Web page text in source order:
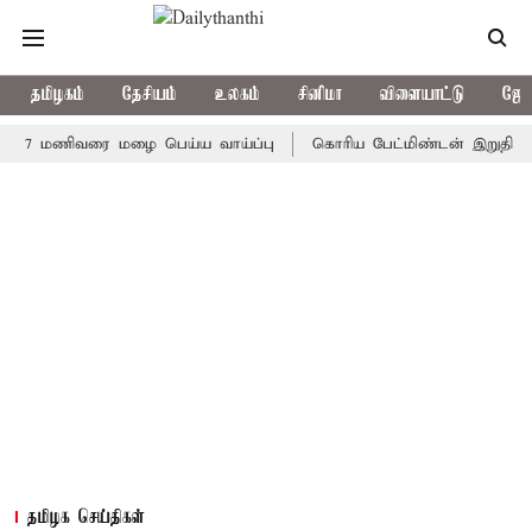
தமிழகம் தேசியம் உலகம் சினிமா விளையாட்டு
மழை பெய்ய வாய்ப்பு கொரிய பேட்மிண்டன் இறுதி
தமிழக செய்திகள்